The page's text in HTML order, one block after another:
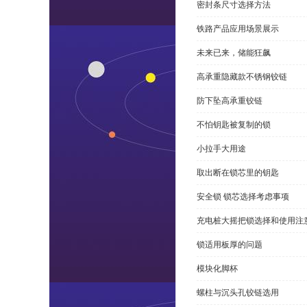
密封条尺寸选择方法
铁路产品应用场景展示
未来已来，储能狂飙
高承重隐藏款不锈钢铰链
防下坠高承重铰链
不怕钥匙被复制的锁
小拉手大用途
取出断在锁芯里的钥匙
安全锁 锁芯选择考虑事项
充电桩大摇把锁选择和使用注
锁适用板厚的问题
模块化脚杯
螺柱与沉头孔铰链选用